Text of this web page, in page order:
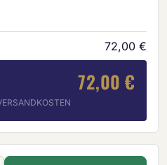
72,00 €
72,00 €